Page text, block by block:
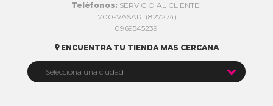
Teléfonos: SERVICIO AL CLIENTE:
1700-VASARI (827274)
0969545239
 ENCUENTRA TU TIENDA MAS CERCANA
Selecciona una ciudad 